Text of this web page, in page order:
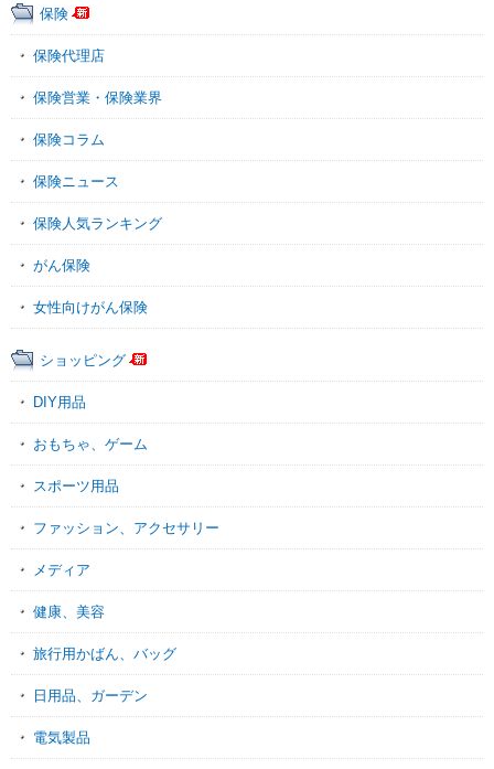
保険
保険代理店
保険営業・保険業界
保険コラム
保険ニュース
保険人気ランキング
がん保険
女性向けがん保険
ショッピング
DIY用品
おもちゃ、ゲーム
スポーツ用品
ファッション、アクセサリー
メディア
健康、美容
旅行用かばん、バッグ
日用品、ガーデン
電気製品